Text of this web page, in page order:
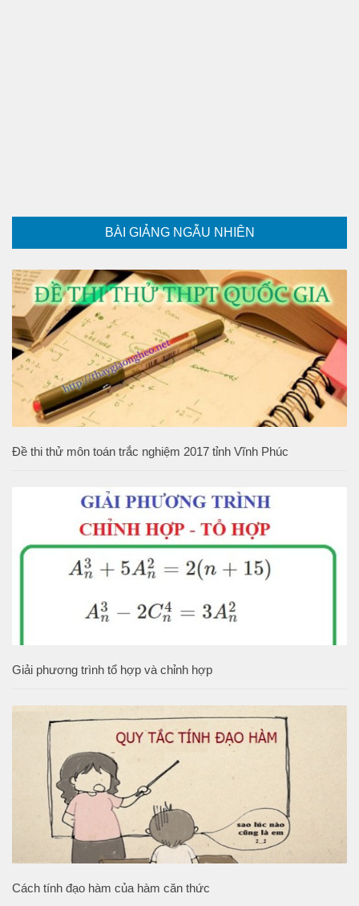
BÀI GIẢNG NGẪU NHIÊN
Đề thi thử môn toán trắc nghiệm 2017 tỉnh Vĩnh Phúc
Giải phương trình tổ hợp và chỉnh hợp
Cách tính đạo hàm của hàm căn thức